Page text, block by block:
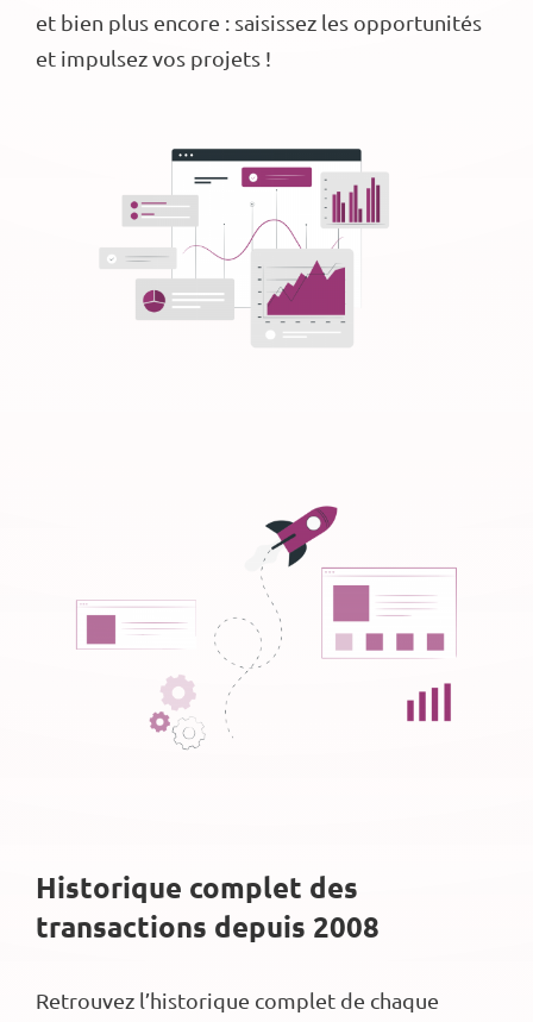
et bien plus encore : saisissez les opportunités
et impulsez vos projets !
Historique complet des
transactions depuis 2008
Retrouvez l’historique complet de chaque